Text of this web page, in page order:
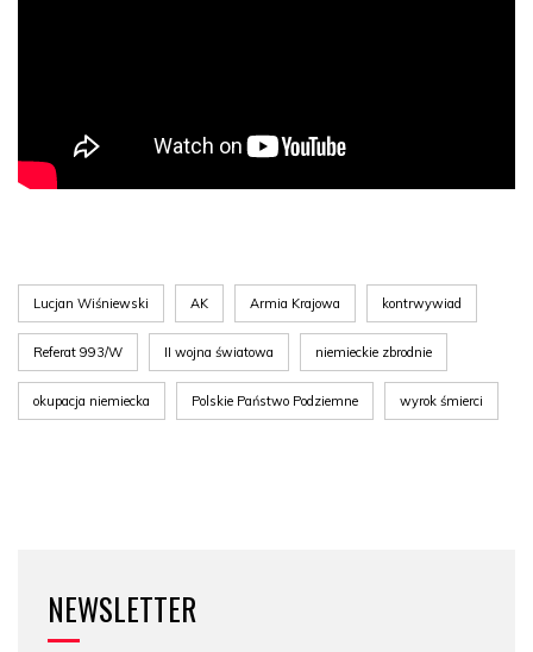
Lucjan Wiśniewski AK Armia Krajowa kontrwywiad
Referat 993/W II wojna światowa niemieckie zbrodnie
okupacja niemiecka Polskie Państwo Podziemne wyrok śmierci
NEWSLETTER